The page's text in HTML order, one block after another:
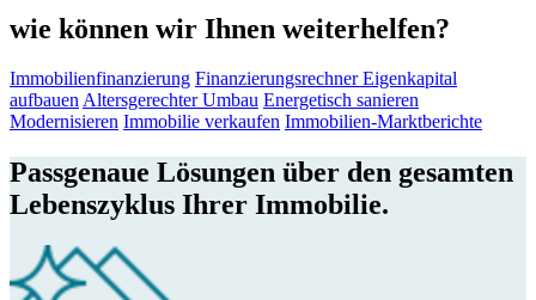
wie können wir Ihnen weiterhelfen?
Immobilienfinanzierung FinanzierungsrechnerEigenkapital
aufbauenAltersgerechter Umbau Energetisch sanieren
Modernisieren Immobilie verkaufen Immobilien-Marktberichte
Passgenaue Lösungen über den gesamten
Lebenszyklus Ihrer Immobilie.